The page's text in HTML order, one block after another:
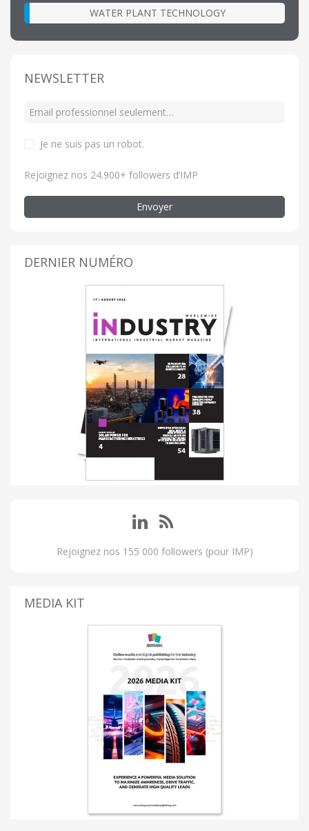
WATER PLANT TECHNOLOGY
NEWSLETTER
Je ne suis pas un robot.
Rejoignez nos 24.900+ followers d’IMP
Envoyer
DERNIER NUMÉRO
Rejoignez nos 155 000 followers (pour IMP)
MEDIA KIT